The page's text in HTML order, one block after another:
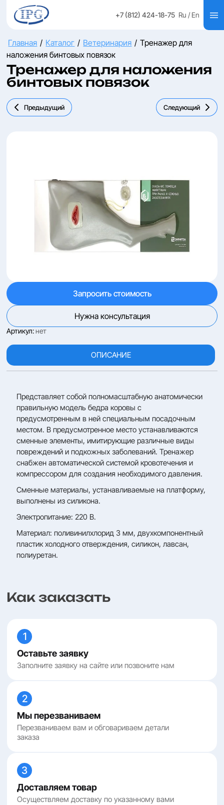
+7 (812) 424-18-75 Ru / En
Главная / Каталог / Ветеринария / Тренажер для
наложения бинтовых повязок
Тренажер для наложения
бинтовых повязок
Предыдущий Следующий
Артикул:нет
Запросить стоимость
Нужна консультация
ОПИСАНИЕ
Представляет собой полномасштабную анатомически
правильную модель бедра коровы с
предусмотренным в ней специальным посадочным
местом. В предусмотренное место устанавливаются
сменные элементы, имитирующие различные виды
повреждений и подкожных заболеваний. Тренажер
снабжен автоматической системой кровотечения и
компрессором для создания необходимого давления.
Сменные материалы, устанавливаемые на платформу,
выполнены из силикона.
Электропитание: 220 В.
Материал: поливинилхлорид 3 мм, двухкомпонентный
пластик холодного отверждения, силикон, лавсан,
полиуретан.
Как заказать
1
Оставьте заявку
Заполните заявку на сайте или позвоните нам
2
Мы перезваниваем
Перезваниваем вам и обговариваем детали
заказа
3
Доставляем товар
Осуществляем доставку по указанному вами